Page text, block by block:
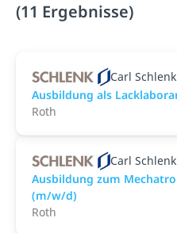
(11 Ergebnisse)
Carl
Ausbildung als
Roth
Carl
Ausbildung zum
(m/w/d)
Roth